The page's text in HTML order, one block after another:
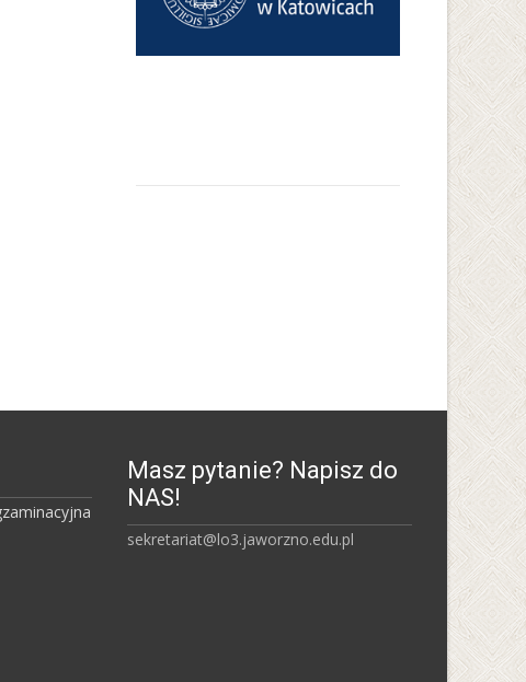
Masz pytanie? Napisz do
NAS!
sekretariat@lo3.jaworzno.edu.pl